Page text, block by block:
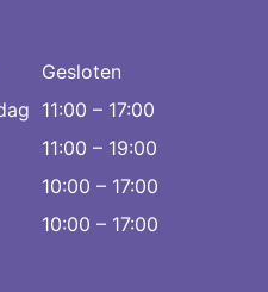
Gesloten
11:00 – 17:00
11:00 – 19:00
10:00 – 17:00
10:00 – 17:00